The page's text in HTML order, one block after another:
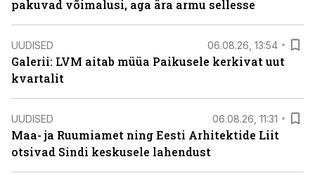
pakuvad võimalusi, aga ära armu sellesse
UUDISED 06.08.26, 13:54
Galerii: LVM aitab müüa Paikusele kerkivat uut
kvartalit
UUDISED 06.08.26, 11:31
Maa- ja Ruumiamet ning Eesti Arhitektide Liit
otsivad Sindi keskusele lahendust